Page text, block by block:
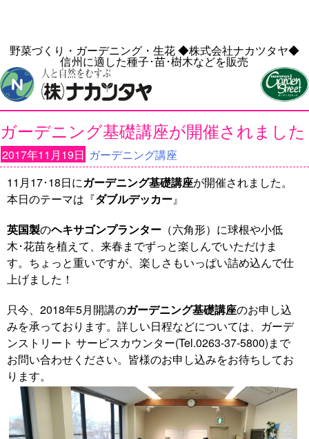
野菜づくり・ガーデニング・生花◆株式会社ナカツタヤ◆
信州に適した種子･苗･樹木などを販売
ガーデニング基礎講座が開催されました
2017年11月19日 ガーデニング講座
11月17･18日にガーデニング基礎講座が開催されました。
本日のテーマは『ダブルデッカー』
英国製のヘキサゴンプランター （六角形）に球根や小低
木･花苗を植えて、来春までずっと楽しんでいただけま
す。ちょっと重いですが、楽しさもいっぱい詰め込んで仕
上げました！
只今、2018年5月開講のガーデニング基礎講座のお申し込
みを承っております。詳しい日程などについては、ガーデ
ンストリート サービスカウンター(Tel.0263-37-5800)まで
お問い合わせください。皆様のお申し込みをお待ちしてお
ります。